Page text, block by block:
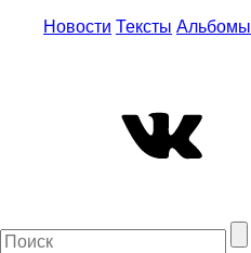
Новости Тексты Альбомы